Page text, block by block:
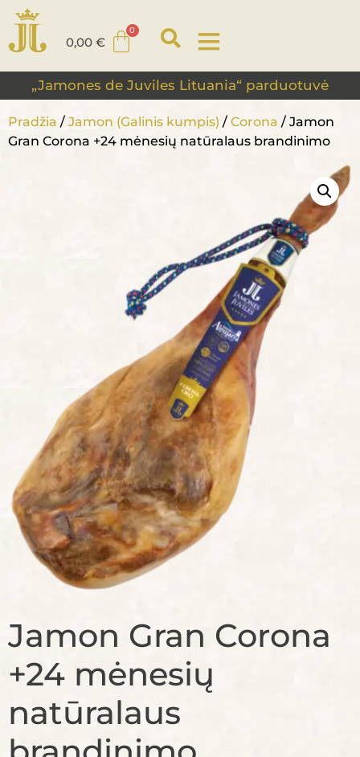
0,00 €
„Jamones de Juviles Lituania“ parduotuvė
Pradžia / Jamon (Galinis kumpis) / Corona / Jamon
Gran Corona +24 mėnesių natūralaus brandinimo
Jamon Gran Corona
+24 mėnesių
natūralaus